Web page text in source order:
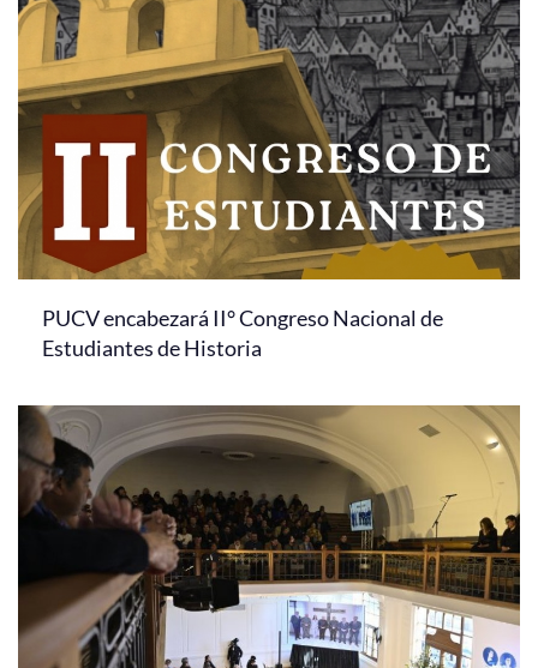
PUCV encabezará II° Congreso Nacional de
Estudiantes de Historia